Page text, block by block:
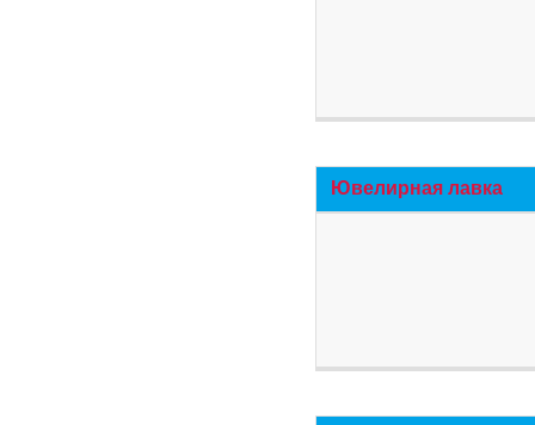
Ювелирная лавка